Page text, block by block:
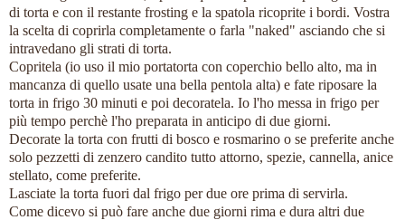
di torta e con il restante frosting e la spatola ricoprite i bordi. Vostra
la scelta di coprirla completamente o farla "naked" asciando che si
intravedano gli strati di torta.
Copritela (io uso il mio portatorta con coperchio bello alto, ma in
mancanza di quello usate una bella pentola alta) e fate riposare la
torta in frigo 30 minuti e poi decoratela. Io l'ho messa in frigo per
più tempo perchè l'ho preparata in anticipo di due giorni.
Decorate la torta con frutti di bosco e rosmarino o se preferite anche
solo pezzetti di zenzero candito tutto attorno, spezie, cannella, anice
stellato, come preferite.
Lasciate la torta fuori dal frigo per due ore prima di servirla.
Come dicevo si può fare anche due giorni rima e dura altri due